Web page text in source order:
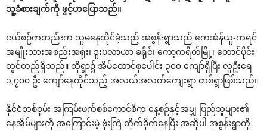
သူ့ခံစားချက်ကို ဖွင့်ဟပြောသည်။
ငယ်စဉ်ကတည်းက သူမနေထိုင်ခဲ့သည့် အစွန်းရွာသည် ကေအဲန်ယူ-ကရင်
အမျိုးသားအစည်းအရုံး၊ ဒူးပလာယာ ခရိုင်၊ ကော့ကရိတ်မြို့၊ တောင်ပိုင်း
တွင်တည်ရှိသည်။ ထိုရွာ၌ အိမ်ထောင်စုပေါင်း ၃၀၀ ကျော်ရှိပြီး လူဦးရေ
၁,၇၀၀ ဦး ကျော်နေထိုင်သည့် အလယ်အလတ်ကျေးရွာ တစ်ရွာဖြစ်သည်။
နိုင်ငံတစ်ဝှမ်း အကြမ်းဖက်စစ်ကောင်စီက နေ့စဉ်နှင့်အမျှ ပြည်သူများ၏
နေအိမ်များကို အကြောင်းမဲ့ ဗုံးကြဲ တိုက်ခိုက်နေပြီး အဆိုပါ အစွန်းရွာကို